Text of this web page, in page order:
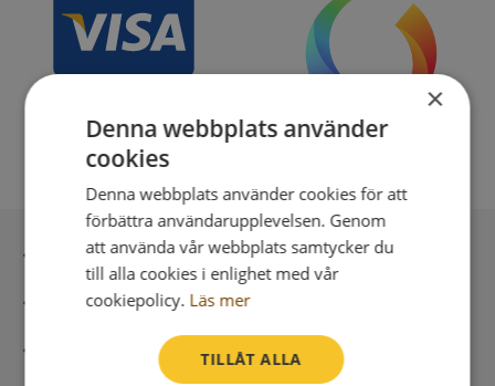
Secure payment with stripe
Direct digital delivery
Syna - Credit reports since 1947
×
Denna webbplats använder
cookies
Denna webbplats använder cookies för att
förbättra användarupplevelsen. Genom
att använda vår webbplats samtycker du
till alla cookies i enlighet med vår
cookiepolicy. Läs mer
TILLÅT ALLA